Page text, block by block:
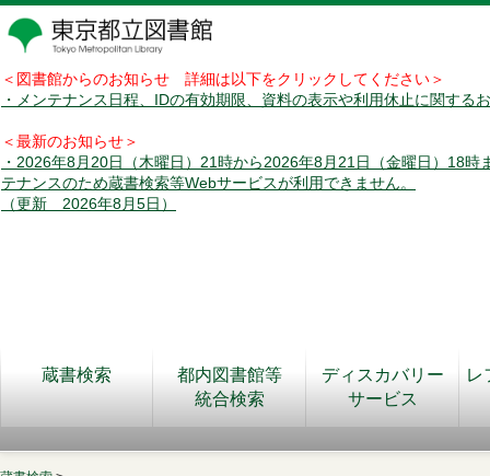
＜図書館からのお知らせ 詳細は以下をクリックしてください＞
・メンテナンス日程、IDの有効期限、資料の表示や利用休止に関する
＜最新のお知らせ＞
・2026年8月20日（木曜日）21時から2026年8月21日（金曜日）18時
テナンスのため蔵書検索等Webサービスが利用できません。
（更新 2026年8月5日）
蔵書検索
都内図書館等
統合検索
ディスカバリー
サービス
レ